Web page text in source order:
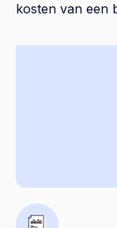
kosten van een